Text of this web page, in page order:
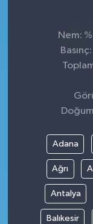
Nem:
Adana
Ağrı
Antalya
Balıkesir